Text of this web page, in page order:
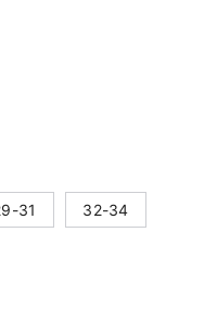
31 32-34